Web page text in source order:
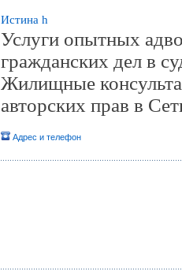
Истина h
Услуги опытных
гражданских дел в
Жилищные
авторских прав в
Адрес и телефон